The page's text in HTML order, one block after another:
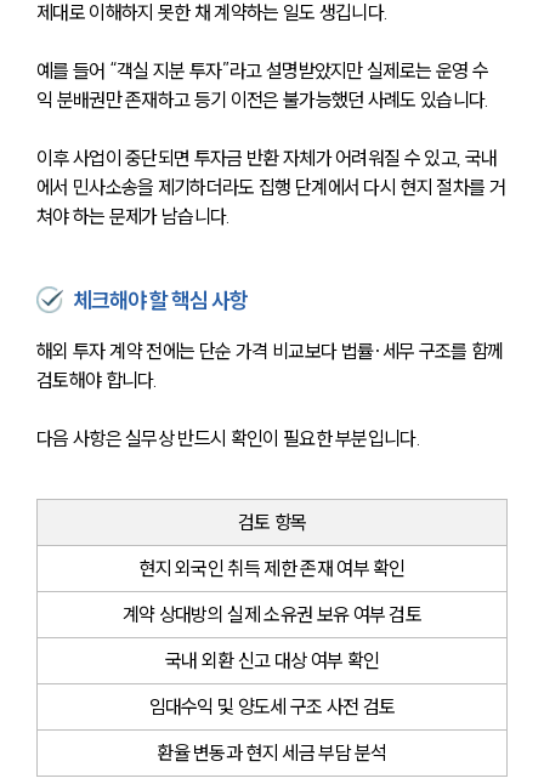
고객의 소리
통합검색
AI대륜
주요 업무사례
사례분석/최신동향
업무분야
전체
구성원 소개
해외이민전문변호사
소식/자료
언론보도
공지사항
법률 블로그
법률서식
제대로 이해하지 못한 채 계약하는 일도 생깁니다.
예를 들어 “객실 지분 투자”라고 설명받았지만 실제로는 운영 수
익 분배권만 존재하고 등기 이전은 불가능했던 사례도 있습니다.
이후 사업이 중단되면 투자금 반환 자체가 어려워질 수 있고, 국내
에서 민사소송을 제기하더라도 집행 단계에서 다시 현지 절차를 거
쳐야 하는 문제가 남습니다.
체크해야 할 핵심 사항
해외 투자 계약 전에는 단순 가격 비교보다 법률·세무 구조를 함께
검토해야 합니다.
다음 사항은 실무상 반드시 확인이 필요한 부분입니다.
검토 항목
현지 외국인 취득 제한 존재 여부 확인
계약 상대방의 실제 소유권 보유 여부 검토
국내 외환 신고 대상 여부 확인
임대수익 및 양도세 구조 사전 검토
환율 변동과 현지 세금 부담 분석